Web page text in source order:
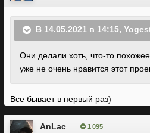
В 14.05.2021 в 14:15,
Они делали хоть, что-то
уже не очень нравится этот
Все бывает в первый раз)
AnLac 1 095